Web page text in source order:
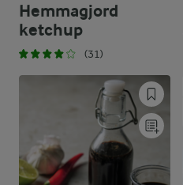
Hemmagjord
ketchup
(31)